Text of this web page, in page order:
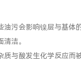
油污会影响镍层与基体
洁。
质与酸发生化学反应而